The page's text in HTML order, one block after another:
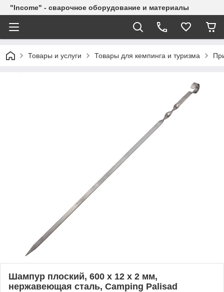
"Income" - сварочное оборудование и материалы
Товары и услуги Товары для кемпинга и туризма
Шампур плоский, 600 х 12 х 2 мм,
нержавеющая сталь, Camping Palisad